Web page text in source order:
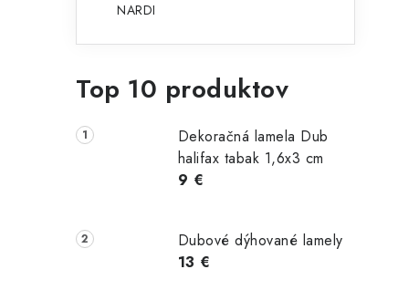
NARDI
Top 10 produktov
Dekoračná lamela Dub
halifax tabak 1,6x3 cm
9 €
Dubové dýhované lamely
13 €